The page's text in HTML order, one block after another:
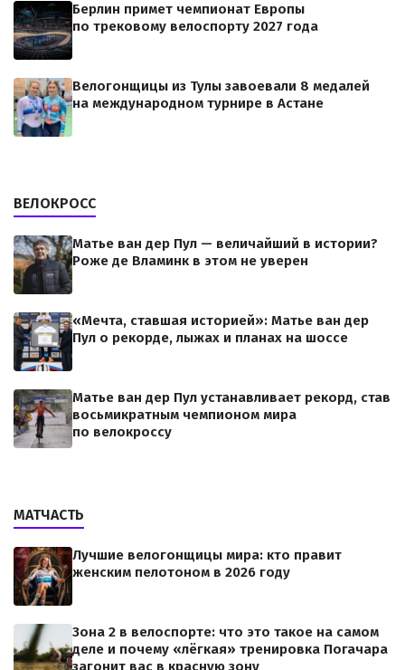
Берлин примет чемпионат Европы
по трековому велоспорту 2027 года
Велогонщицы из Тулы завоевали 8 медалей
на международном турнире в Астане
ВЕЛОКРОСС
Матье ван дер Пул — величайший в истории?
Роже де Вламинк в этом не уверен
«Мечта, ставшая историей»: Матье ван дер
Пул о рекорде, лыжах и планах на шоссе
Матье ван дер Пул устанавливает рекорд, став
восьмикратным чемпионом мира
по велокроссу
МАТЧАСТЬ
Лучшие велогонщицы мира: кто правит
женским пелотоном в 2026 году
Зона 2 в велоспорте: что это такое на самом
деле и почему «лёгкая» тренировка Погачара
загонит вас в красную зону